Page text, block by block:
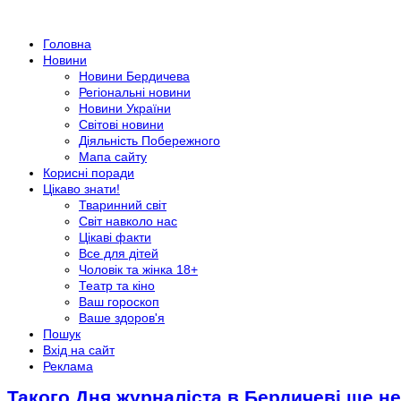
Головна
Новини
Новини Бердичева
Регіональні новини
Новини України
Світові новини
Діяльність Побережного
Мапа сайту
Корисні поради
Цікаво знати!
Тваринний світ
Світ навколо нас
Цікаві факти
Все для дітей
Чоловік та жінка 18+
Театр та кіно
Ваш гороскоп
Ваше здоров'я
Пошук
Вхід на сайт
Реклама